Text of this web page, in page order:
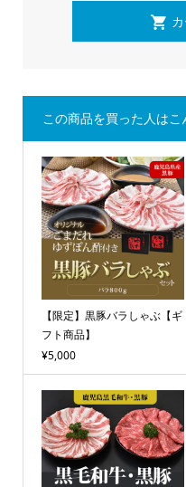
この商品を買った人は
【限定】黒豚バラしゃぶ【ギ
フト商品】
¥5,000